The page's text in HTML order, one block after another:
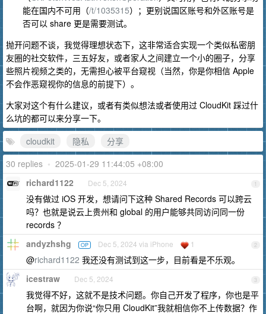
能在国内不可用（/t/1035315）；更别说国区账号和外区账号是
否可以 share 更是需要测试。
抛开问题不谈，我觉得理想状态下，这非常适合实现一个类似私密朋
友圈的社交软件，三五好友，或者家人之间建立一个小的圈子，分享
些照片视频之类的，无需担心被平台窥视（当然，你是你相信 Apple
不会作恶窥视你的信息的前提下）。
大家对这个有什么建议，或者有类似想法或者使用过 CloudKit 踩过什
么坑的都可以来分享一下。
cloudkit
隐私
分享
30 replies • 2025-01-29 11:44:05 +08:00
1
richard1122 Dec 5, 2024
没有做过 iOS 开发，想请问下这种 Shared Records 可以跨云
吗？也就是说云上贵州和 global 的用户能够共同访问同一份
records ？
2
andyzhshg OP Dec 5, 2024 via iPhone 1
@richard1122 我还没有测试到这一步，目前看是不乐观。
3
icestraw Dec 5, 2024
我觉得不好，这就不是技术问题。你自己开发了程序，你也是平
台啊，就因为你说“你只用 CloudKit”我就相信你不上传数据？作